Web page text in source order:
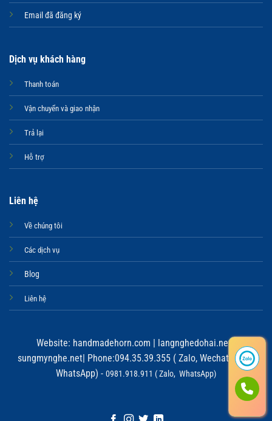
Email đã đăng ký
Dịch vụ khách hàng
Thanh toán
Vận chuyển và giao nhận
Trả lại
Hỗ trợ
Liên hệ
Về chúng tôi
Các dịch vụ
Blog
Liên hệ
Website: handmadehorn.com | langnghedohai.net
sungmynghe.net| Phone:094.35.39.355 ( Zalo, Wechat, Viber,
WhatsApp) - 0981.918.911 ( Zalo, WhatsApp)